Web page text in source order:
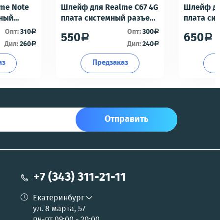
Note
-
Опт:310a
Дил:260a
Шлейф для Realme C67 4G
плата системный разъем/
разъем гарнитуры/
микрофон - Премиум
550a Опт:300a
Дил:240a
Предзаказ
Шлейф
плата
650a
Отправить
+7 (343) 311-21-11
Екатеринбург
ул. 8 марта, 57